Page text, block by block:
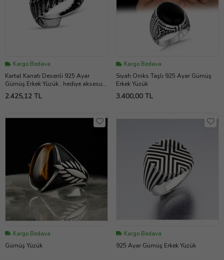
Kargo Bedava
Kartal Kanatı Desenli 925 Ayar
Gümüş Erkek Yüzük , hediye aksesuar
, Moda takılar
2.425,12 TL
Kargo Bedava
Siyah Oniks Taşlı 925 Ayar Gümüş
Erkek Yüzük
3.400,00 TL
Kargo Bedava
Gümüş Yüzük
Kargo Bedava
925 Ayar Gümüş Erkek Yüzük